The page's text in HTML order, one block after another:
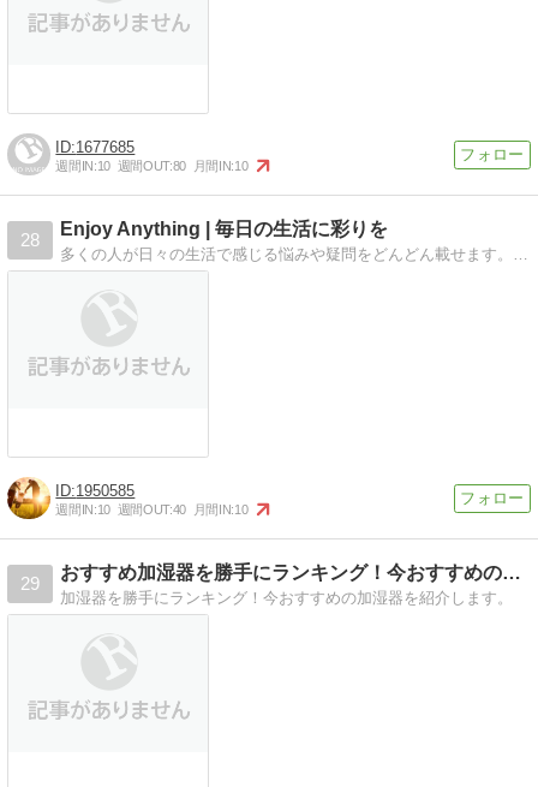
1677685
週間IN:10 週間OUT:80 月間IN:10
28
Enjoy Anything | 毎日の生活に彩りを
多くの人が日々の生活で感じる悩みや疑問をどんどん載せます。あなたが抱えている悩みは他の人も感じている可能性が高いと思いますよ？是非参考にしてみてくださいね。
1950585
週間IN:10 週間OUT:40 月間IN:10
29
おすすめ加湿器を勝手にランキング！今おすすめの加湿器はコレだ
加湿器を勝手にランキング！今おすすめの加湿器を紹介します。